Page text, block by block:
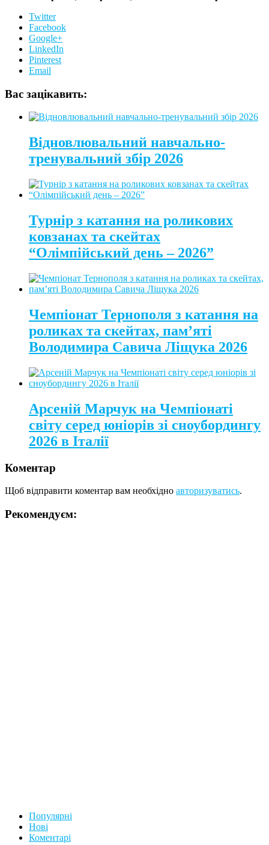
Twitter
Facebook
Google+
LinkedIn
Pinterest
Email
Вас зацікавить:
Відновлювальний навчально-
тренувальний збір 2026
Турнір з катання на роликових
ковзанах та скейтах
“Олімпійський день – 2026”
Чемпіонат Тернополя з катання на
роликах та скейтах, пам’яті
Володимира Савича Ліщука 2026
Арсеній Марчук на Чемпіонаті
світу серед юніорів зі сноубордингу
2026 в Італії
Коментар
Щоб відправити коментар вам необхідно авторизуватись.
Рекомендуєм:
Популярні
Нові
Коментарі